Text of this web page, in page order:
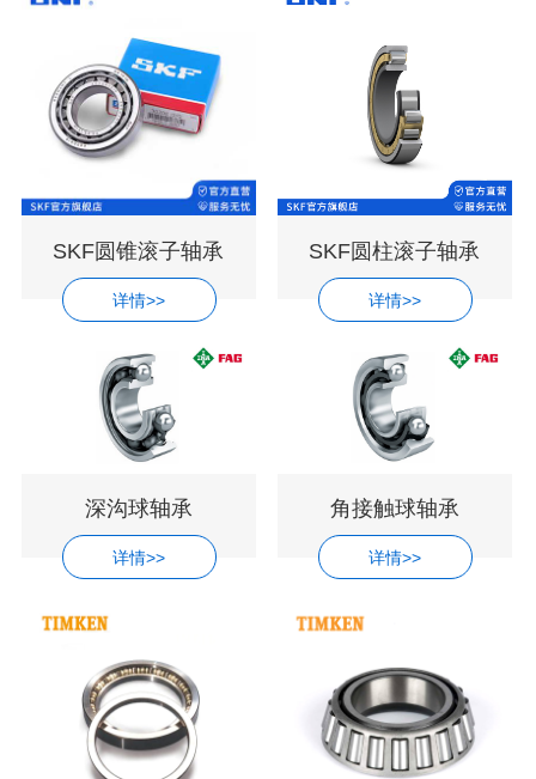
SKF圆锥滚子轴承
详情>>
SKF圆柱滚子轴承
详情>>
深沟球轴承
详情>>
角接触球轴承
详情>>